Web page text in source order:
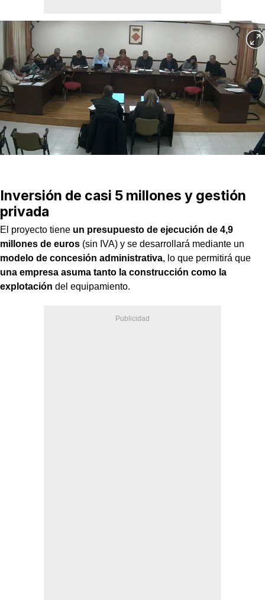
Inversión de casi 5 millones y gestión
privada
El proyecto tiene un presupuesto de ejecución de 4,9
millones de euros (sin IVA) y se desarrollará mediante un
modelo de concesión administrativa, lo que permitirá que
una empresa asuma tanto la construcción como la
explotación del equipamiento.